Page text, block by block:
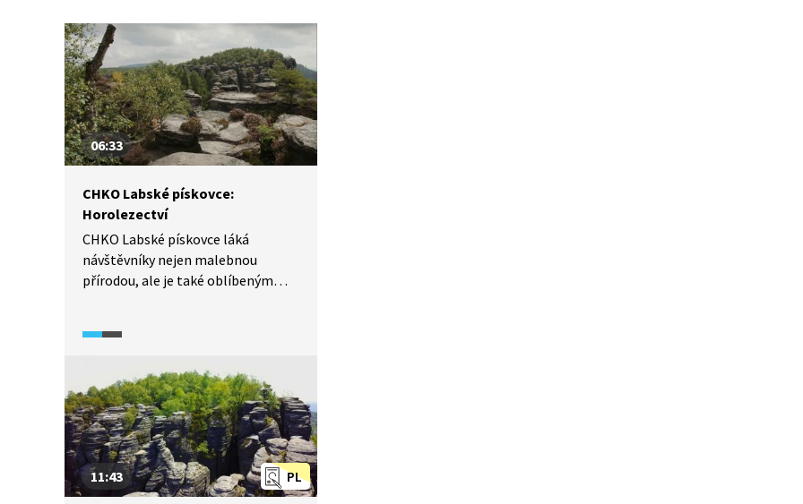
06:33
CHKO Labské pískovce:
Horolezectví
CHKO Labské pískovce láká
návštěvníky nejen malebnou
přírodou, ale je také oblíbeným
lezeckých cest různých obtížností.
dvěma zkušenými horolezci,
abychom se dozvěděli více
o historii tohoto fenoménu.
PL
11:43